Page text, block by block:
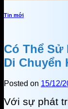
Tin mới
Có Thể Sử
Di Chuyển
Posted on 15/12/
Với sự phát